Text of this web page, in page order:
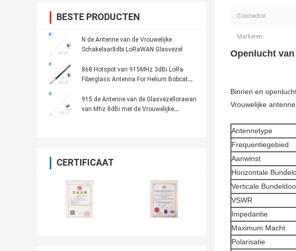
BESTE PRODUCTEN
N de Antenne van de Vrouwelijke
Schakelaar8dbi LoRaWAN Glasvezel
868 Hotspot van 915MHz 3dBi LoRa
Fiberglass Antenna For Helium Bobcat
915 de Antenne van de Glasvezellorawan
van Mhz 8dBi met de Vrouwelijke
CERTIFICAAT
Connector:
Markeren:
Openlucht
Binnen en
Vrouwelijke
Antennetype
Frequentiegebied
Aanwinst
Horizontale
Verticale
VSWR
Impedantie
Maximum Macht
Polarisatie